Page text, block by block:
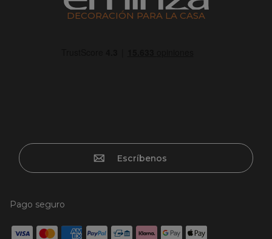
DECORACIÓN PARA LA CASA
Escríbenos
Pago seguro